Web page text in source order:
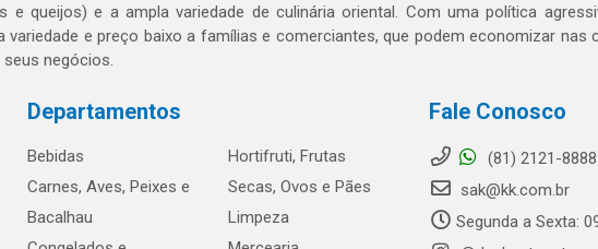
e queijos) e a ampla variedade de culinária oriental. Com uma política
variedade e preço baixo a famílias e comerciantes, que podem economizar nas
negócios.
Departamentos
Bebidas
Carnes, Aves, Peixes e
Bacalhau
Hortifruti, Frutas
Secas, Ovos e Pães
Limpeza
Fale Conosco
(81) 2121-8888
sak@kk.com.br
Segunda a Sexta: